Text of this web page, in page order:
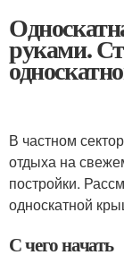
руками.
В частном
отдыха на
постройки.
односкатной
С чего начать